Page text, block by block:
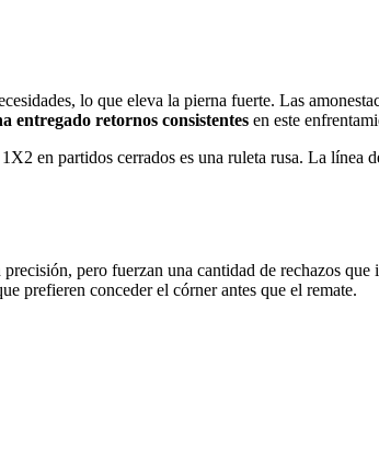
lo que eleva la pierna fuerte. Las
entregado retornos consistentes en este
en partidos cerrados es una ruleta rusa. La línea
pero fuerzan una cantidad de rechazos
prefieren conceder el córner antes que el remate.